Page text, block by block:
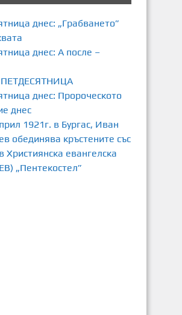
днес: „Грабването”
днес: А после –
днес: Пророческото
днес
1921г. в Бургас, Иван
обединява кръстените със
Християнска евангелска
„Пентекостел”